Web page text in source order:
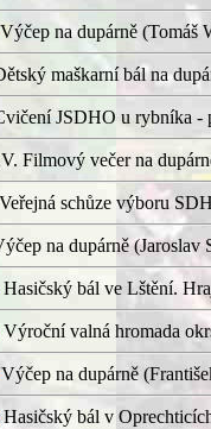
Výčep na dupárně (Tomáš
maškarní bál na
JSDHO u rybníka -
Filmový večer na
Veřejná schůze výboru
na dupárně (Jaroslav
Hasičský bál ve Lštění.
Výroční valná hromada
Výčep na dupárně
Hasičský bál v